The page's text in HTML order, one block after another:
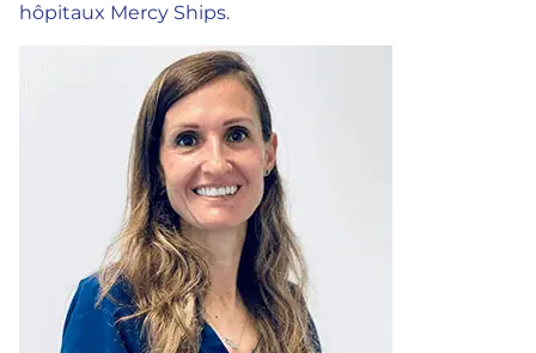
hôpitaux Mercy Ships.